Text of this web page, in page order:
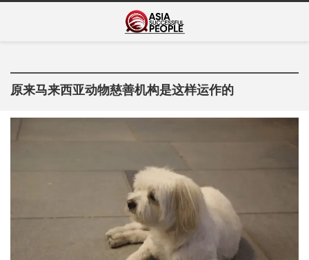
Asia Successful
People
原来马来西亚动物慈善机构是这样运作的